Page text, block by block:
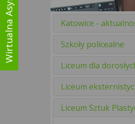
Katowice -
Szkoły policealne
Liceum dla
Liceum
Liceum Sztuk